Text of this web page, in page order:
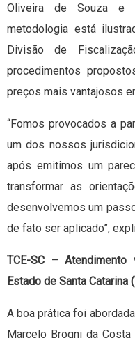
Oliveira de Souza e
metodologia está
Divisão de
procedimentos
preços mais vantajosos
“Fomos provocados a
um dos nossos
após emitimos um
transformar as
desenvolvemos um
de fato ser aplicado”,
TCE-SC –
Estado de Santa Catarina
A boa prática foi
Marcelo Brogni da